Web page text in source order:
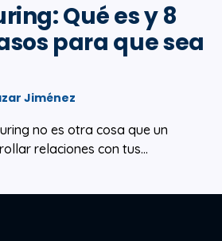
Qué es y 8
para que sea
Jiménez
no es otra cosa que un
relaciones con tus...